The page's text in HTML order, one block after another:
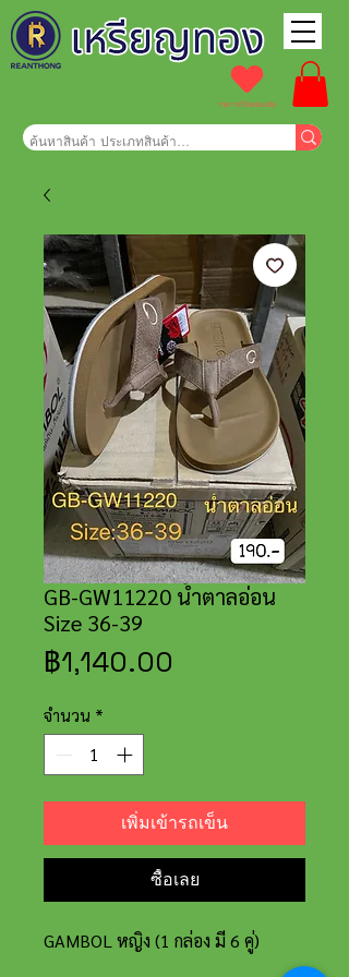
รายการโปรดของฉัน
GB-GW11220 น้ำตาลอ่อน
Size 36-39
฿1,140.00
จำนวน *
เพิ่มเข้ารถเข็น
ซื้อเลย
GAMBOL หญิง (1 กล่อง มี 6 คู่)